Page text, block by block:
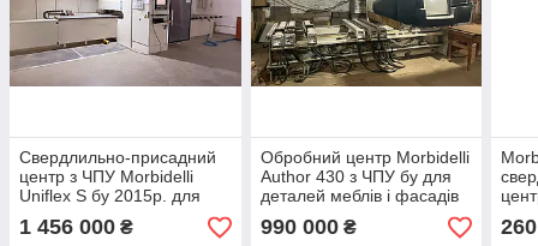
Свердлильно-присадний
центр з ЧПУ Morbidelli
Uniflex S бу 2015р. для
свердління деталей із
шести сторін
1 456 000 ₴
Обробний центр Morbidelli
Author 430 з ЧПУ бу для
деталей меблів і фасадів
2008р.
990 000₴